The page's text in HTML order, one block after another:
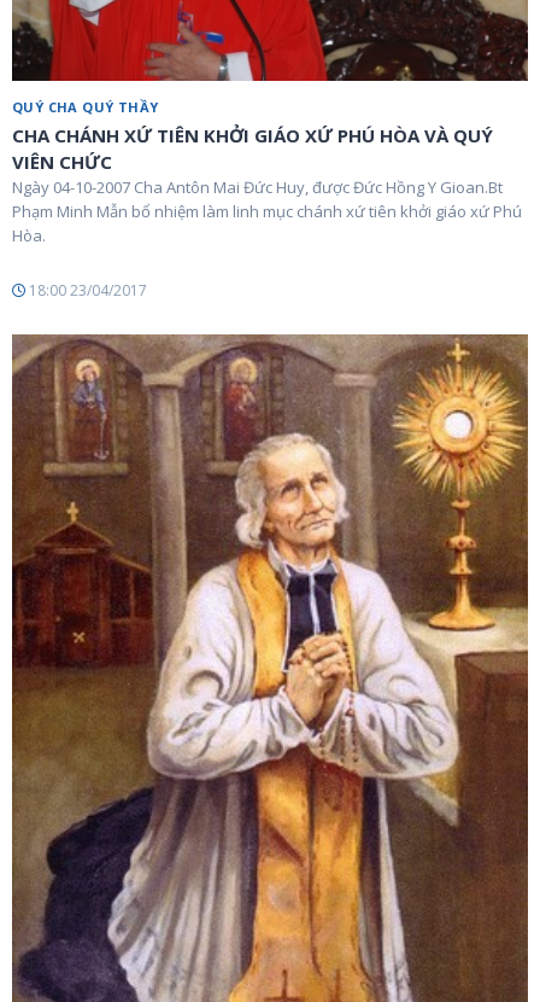
QUÝ CHA QUÝ THẦY
CHA CHÁNH XỨ TIÊN KHỞI GIÁO XỨ PHÚ HÒA VÀ QUÝ
VIÊN CHỨC
Ngày 04-10-2007 Cha Antôn Mai Đức Huy, được Đức Hồng Y Gioan.Bt
Phạm Minh Mẫn bổ nhiệm làm linh mục chánh xứ tiên khởi giáo xứ Phú
Hòa.
18:00 23/04/2017